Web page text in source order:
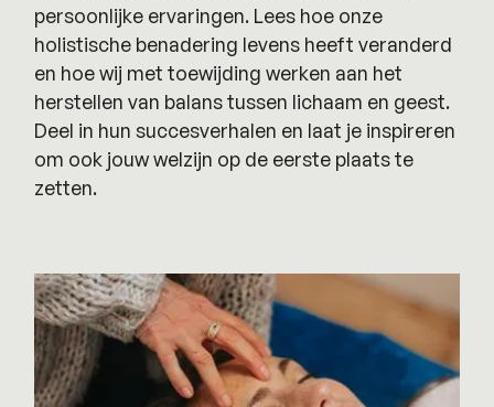
persoonlijke ervaringen. Lees hoe onze
holistische benadering levens heeft veranderd
en hoe wij met toewijding werken aan het
herstellen van balans tussen lichaam en geest.
Deel in hun succesverhalen en laat je inspireren
om ook jouw welzijn op de eerste plaats te
zetten.